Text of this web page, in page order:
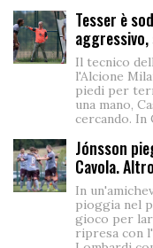
Tesser è
Il tecnico
l'Alcione
piedi per
una mano,
cercando. In
Jónsson
Cavola.
In
pioggia nel
gioco per
ripresa con